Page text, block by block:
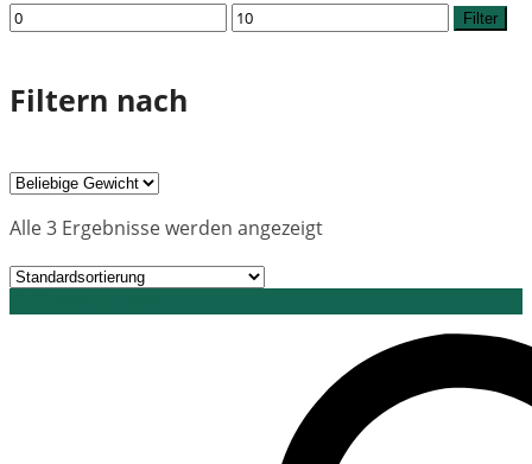
Min.
Preis
Max.
Preis
Filter
Filtern nach
Alle 3 Ergebnisse werden angezeigt